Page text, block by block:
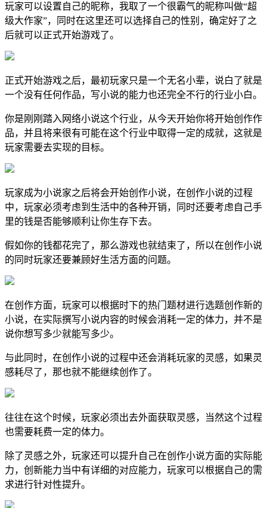
玩家可以设置自己的昵称，我取了一个很霸气的昵称叫做“超
级大作家”，同时在这里还可以选择自己的性别，确定好了之
后就可以正式开始游戏了。
正式开始游戏之后，最初玩家只是一个无名小辈，说白了就是
一个没有任何作品，写小说的能力也还完全不行的行业小白。
你是刚刚踏入网络小说这个行业，从今天开始你将开始创作作
品，并且将来很有可能在这个行业中取得一定的成就，这就是
玩家需要去实现的目标。
玩家成为小说家之后将会开始创作小说，在创作小说的过程
中，玩家必须考虑到生活中的各种开销，同时还要考虑自己手
里的钱是否能够顺利让你生存下去。
假如你的钱都花完了，那么游戏也就结束了，所以在创作小说
的同时玩家还要兼顾好生活方面的问题。
在创作方面，玩家可以根据时下的热门题材进行选题创作新的
小说，在实际撰写小说内容的时候会消耗一定的体力，并不是
说你想写多少就能写多少。
与此同时，在创作小说的过程中还会消耗玩家的灵感，如果灵
感耗尽了，那也就不能继续创作了。
往往在这个时候，玩家必须出去外面获取灵感，当然这个过程
也需要耗费一定的体力。
除了灵感之外，玩家还可以提升自己在创作小说方面的实际能
力，创新能力当中有详细的对应能力，玩家可以根据自己的需
求进行针对性提升。